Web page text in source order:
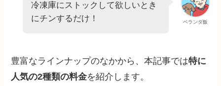
ベランダ飯
冷凍庫にストックして欲しいとき
にチンするだけ！
豊富なラインナップのなかから、本記事では特に
人気の2種類の料金を紹介します。